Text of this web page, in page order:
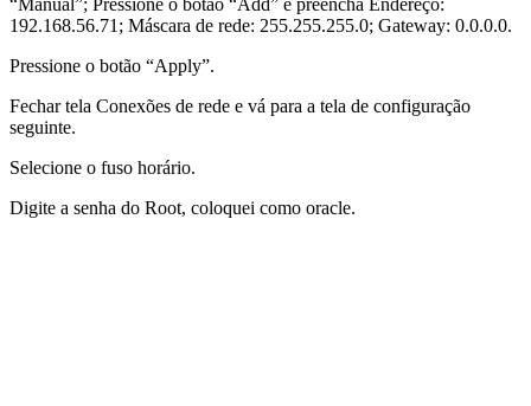
“Manual”; Pressione o botão “Add” e preencha Endereço:
192.168.56.71; Máscara de rede: 255.255.255.0; Gateway: 0.0.0.0.
Pressione o botão “Apply”.
Fechar tela Conexões de rede e vá para a tela de configuração
seguinte.
Selecione o fuso horário.
Digite a senha do Root, coloquei como oracle.